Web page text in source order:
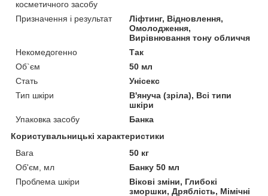
косметичного засобу
Призначення і результат
Ліфтинг, Відновлення,
Омолодження,
Вирівнювання тону обличчя
Некомедогенно
Так
Об`єм
50 мл
Стать
Унісекс
Тип шкіри
В'януча (зріла), Всі типи
шкіри
Упаковка засобу
Банка
Користувальницькі характеристики
Вага
50 кг
Об'єм, мл
Банку 50 мл
Проблема шкіри
Вікові зміни, Глибокі
зморшки, Дряблість, Мімічні